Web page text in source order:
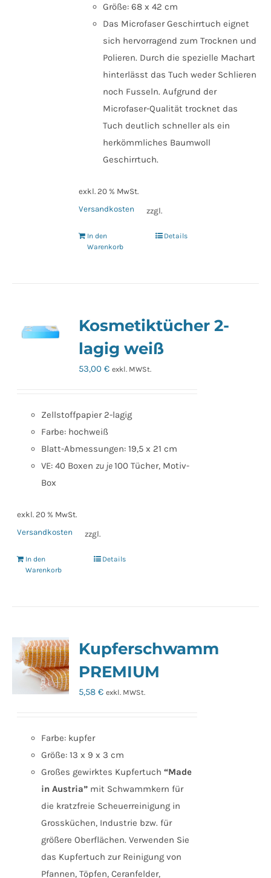
Größe: 68 x 42 cm
Das Microfaser Geschirrtuch eignet
sich hervorragend zum Trocknen und
Polieren. Durch die spezielle Machart
hinterlässt das Tuch weder Schlieren
noch Fusseln. Aufgrund der
Microfaser-Qualität trocknet das
Tuch deutlich schneller als ein
herkömmliches Baumwoll
Geschirrtuch.
exkl. 20 % MwSt.
zzgl.
Versandkosten
In den
Warenkorb
Details
Kosmetiktücher 2-
lagig weiß
53,00€ exkl. MWSt.
Zellstoffpapier 2-lagig
Farbe: hochweiß
Blatt-Abmessungen: 19,5 x 21 cm
VE: 40 Boxenzu je100 Tücher, Motiv-
Box
exkl. 20 % MwSt.
zzgl.
Versandkosten
In den
Warenkorb
Details
Kupferschwamm
PREMIUM
5,58€ exkl. MWSt.
Farbe: kupfer
Größe: 13 x 9 x 3 cm
Großes gewirktes Kupfertuch “Made
in Austria” mit Schwammkern für
die kratzfreie Scheuerreinigung in
Grossküchen, Industrie bzw. für
größere Oberflächen. Verwenden Sie
das Kupfertuch zur Reinigung von
Pfannen, Töpfen, Ceranfelder,